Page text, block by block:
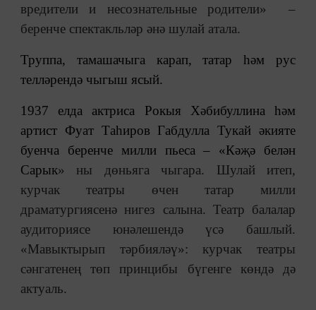
вредители и несознательные родители» –
беренче спектакльләр әнә шулай атала.
Труппа, тамашачыга карап, татар һәм рус
телләрендә чыгыш ясый.
1937 елда актриса Рокыя Хәбибуллина һәм
артист Фуат Таһиров Габдулла Тукай әкияте
буенча беренче милли пьеса – «Кәҗә белән
Сарык» ны дөньяга чыгара. Шулай итеп,
курчак театры өчен татар милли
драматургиясенә нигез салына. Театр балалар
аудиториясе юнәлешендә үсә башлый.
«Мавыктырып тәрбияләү»: курчак театры
сәнгатенең төп принцибы бүгенге көндә дә
актуаль.